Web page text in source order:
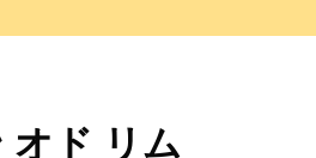
オド リム